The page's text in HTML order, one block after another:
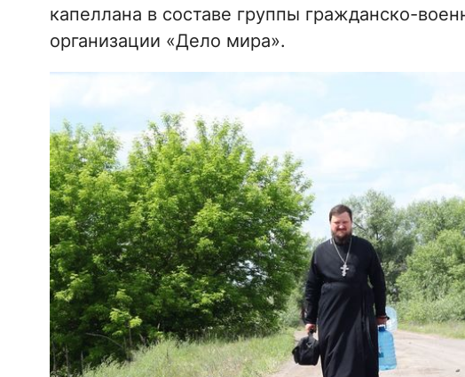
капеллана в составе группы гражданско-
организации «Дело мира».